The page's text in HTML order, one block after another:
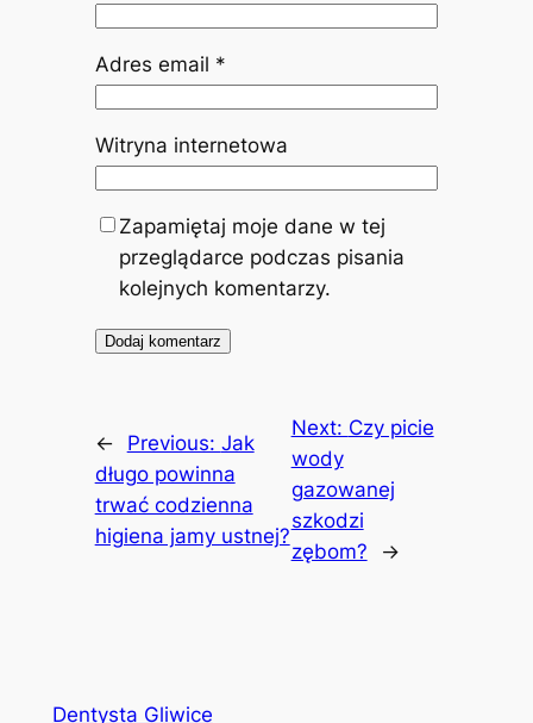
Adres email *
Witryna internetowa
Zapamiętaj moje dane w tej
przeglądarce podczas pisania
kolejnych komentarzy.
← Previous: Jak
długo powinna
trwać codzienna
higiena jamy ustnej?
Next: Czy picie
wody
gazowanej
szkodzi
zębom?
→
Dentysta Gliwice